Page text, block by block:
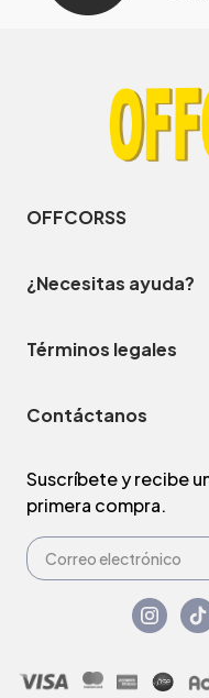
OFFCORSS
¿Necesitas ayuda?
Términos legales
Contáctanos
Suscríbete y recibe
primera compra.